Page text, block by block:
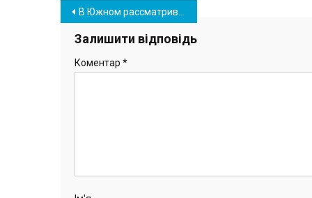
Навігація
записів
В Южном рассматривают вопрос строительства колумбария
Залишити відповідь
Коментар *